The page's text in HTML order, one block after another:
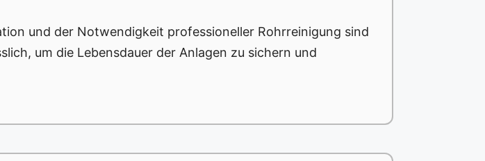
und der Notwendigkeit professioneller Rohrreinigung sind
um die Lebensdauer der Anlagen zu sichern und